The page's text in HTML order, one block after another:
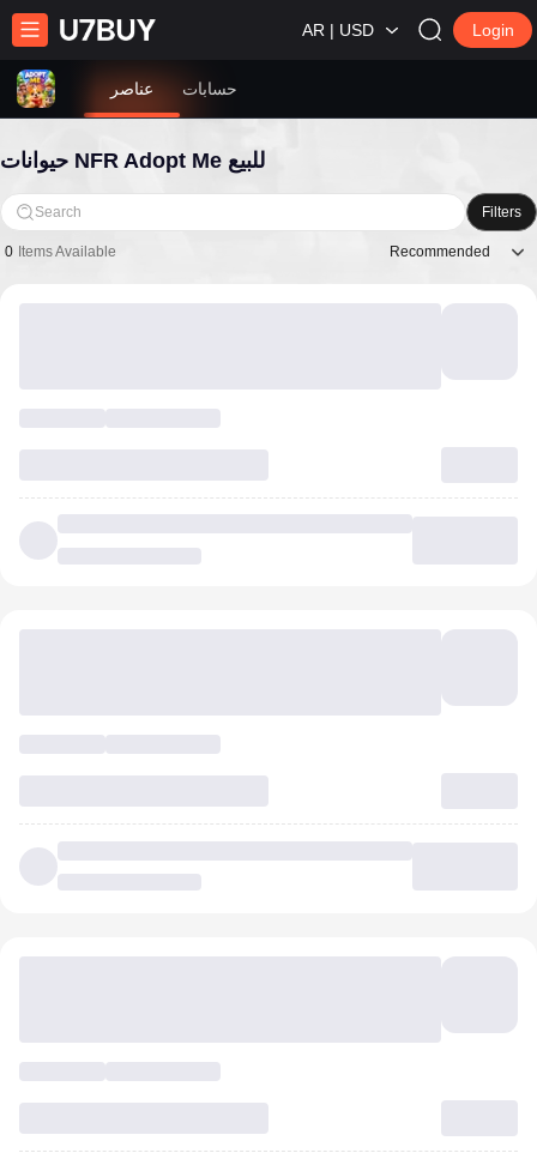
AR | USD Login
عناصر حسابات
حيوانات NFR Adopt Me للبيع
Search Filters
0 Items Available Recommended